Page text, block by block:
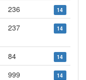
236 14
237 14
84 14
999 14